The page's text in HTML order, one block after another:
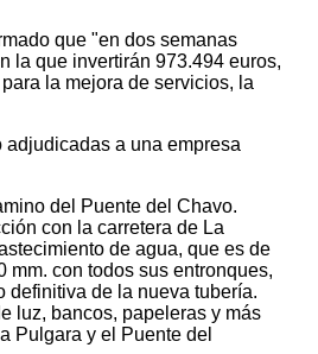
que "en dos semanas
la que invertirán 973.494 euros,
la mejora de servicios, la
adjudicadas a una empresa
del Puente del Chavo.
con la carretera de La
de agua, que es de
mm. con todos sus entronques,
definitiva de la nueva tubería.
luz, bancos, papeleras y más
Pulgara y el Puente del